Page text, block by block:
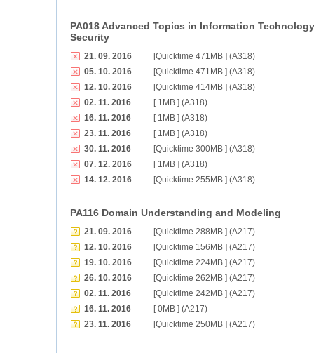
PA018 Advanced Topics in Information Technology
Security
21. 09. 2016
[Quicktime 471MB ] (A318)
05. 10. 2016
[Quicktime 471MB ] (A318)
12. 10. 2016
[Quicktime 414MB ] (A318)
02. 11. 2016
[ 1MB ] (A318)
16. 11. 2016
[ 1MB ] (A318)
23. 11. 2016
[ 1MB ] (A318)
30. 11. 2016
[Quicktime 300MB ] (A318)
07. 12. 2016
[ 1MB ] (A318)
14. 12. 2016
[Quicktime 255MB ] (A318)
PA116 Domain Understanding and Modeling
21. 09. 2016
[Quicktime 288MB ] (A217)
12. 10. 2016
[Quicktime 156MB ] (A217)
19. 10. 2016
[Quicktime 224MB ] (A217)
26. 10. 2016
[Quicktime 262MB ] (A217)
02. 11. 2016
[Quicktime 242MB ] (A217)
16. 11. 2016
[ 0MB ] (A217)
23. 11. 2016
[Quicktime 250MB ] (A217)